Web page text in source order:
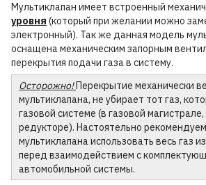
Мультиклапан имеет встроенный
уровня (который при желании можно
электронный). Так же данная модель
оснащена механическим запорным
перекрытия подачи газа в систему.
Осторожно! Перекрытие механически
мультиклапана, не убирает тот газ,
газовой системе (в газовой
редукторе). Настоятельно
мультиклапана использовать весь газ
перед взаимодействием с
автомобильной системы.